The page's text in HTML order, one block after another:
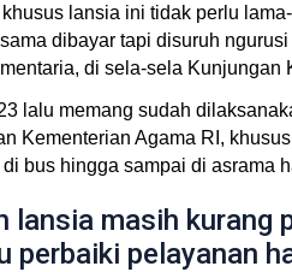
lansia ini tidak perlu
dibayar tapi disuruh
di sela-sela
lalu memang sudah
Kementerian Agama RI,
bus hingga sampai di asrama
lansia masih
perbaiki pelayanan